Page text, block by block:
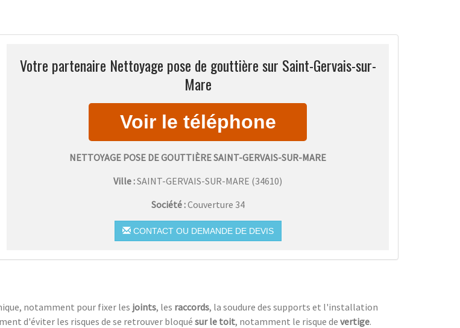
Votre partenaire Nettoyage pose de gouttière sur Saint-Gervais-sur-
Mare
NETTOYAGE POSE DE GOUTTIÈRE SAINT-GERVAIS-SUR-MARE
Ville :SAINT-GERVAIS-SUR-MARE (34610)
Société :Couverture 34
CONTACT OU DEMANDE DE DEVIS
notamment pour fixer les joints, les raccords, la soudure des supports et l'installation
d'éviter les risques de se retrouver bloqué sur le toit, notamment le risque de vertige.